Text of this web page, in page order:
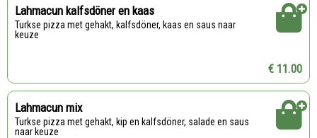
Lahmacun kalfsdöner en kaas
Turkse pizza met gehakt, kalfsdöner, kaas en saus naar
keuze
€ 11.00
Lahmacun mix
Turkse pizza met gehakt, kip en kalfsdöner, salade en saus
naar keuze